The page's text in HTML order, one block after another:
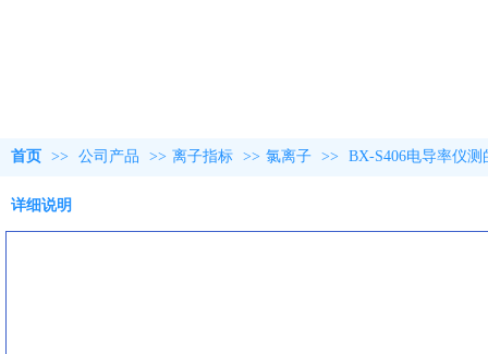
首页 >> 公司产品 >> 离子指标 >> 氯离子 >> BX-S406电导率仪测
详细说明